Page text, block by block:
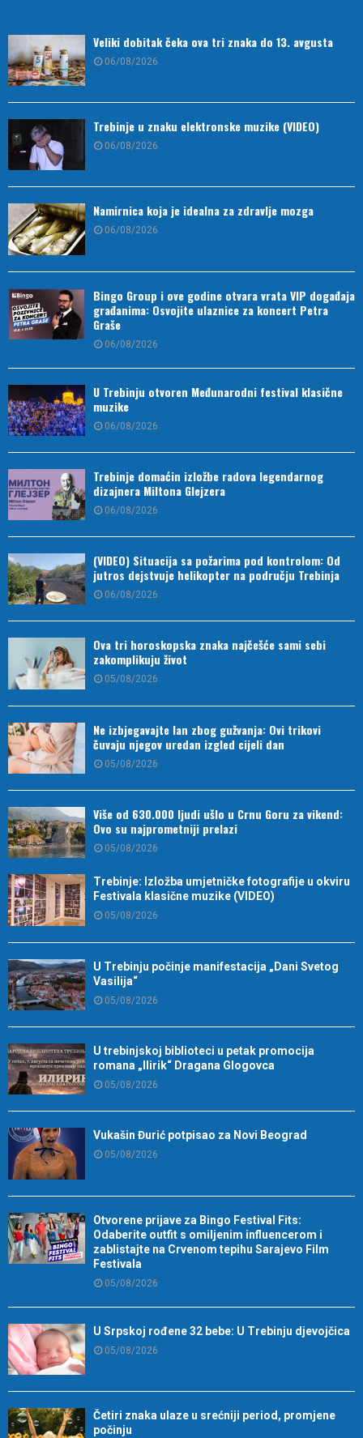
Veliki dobitak čeka ova tri znaka do 13. avgusta
06/08/2026
Trebinje u znaku elektronske muzike (VIDEO)
06/08/2026
Namirnica koja je idealna za zdravlje mozga
06/08/2026
Bingo Group i ove godine otvara vrata VIP događaja
građanima: Osvojite ulaznice za koncert Petra
Graše
06/08/2026
U Trebinju otvoren Međunarodni festival klasične
muzike
06/08/2026
Trebinje domaćin izložbe radova legendarnog
dizajnera Miltona Glejzera
06/08/2026
(VIDEO) Situacija sa požarima pod kontrolom: Od
jutros dejstvuje helikopter na području Trebinja
06/08/2026
Ova tri horoskopska znaka najčešće sami sebi
zakomplikuju život
05/08/2026
Ne izbjegavajte lan zbog gužvanja: Ovi trikovi
čuvaju njegov uredan izgled cijeli dan
05/08/2026
Više od 630.000 ljudi ušlo u Crnu Goru za vikend:
Ovo su najprometniji prelazi
05/08/2026
Trebinje: Izložba umjetničke fotografije u okviru
Festivala klasične muzike (VIDEO)
05/08/2026
U Trebinju počinje manifestacija „Dani Svetog
Vasilija“
05/08/2026
U trebinjskoj biblioteci u petak promocija
romana „Ilirik“ Dragana Glogovca
05/08/2026
Vukašin Đurić potpisao za Novi Beograd
05/08/2026
Otvorene prijave za Bingo Festival Fits:
Odaberite outfit s omiljenim influencerom i
zablistajte na Crvenom tepihu Sarajevo Film
Festivala
05/08/2026
U Srpskoj rođene 32 bebe: U Trebinju djevojčica
05/08/2026
Četiri znaka ulaze u srećniji period, promjene
počinju